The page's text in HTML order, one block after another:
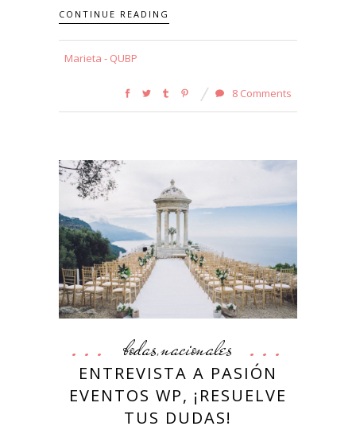
CONTINUE READING
Marieta - QUBP
8 Comments
bodas,nacionales
ENTREVISTA A PASIÓN
EVENTOS WP, ¡RESUELVE
TUS DUDAS!